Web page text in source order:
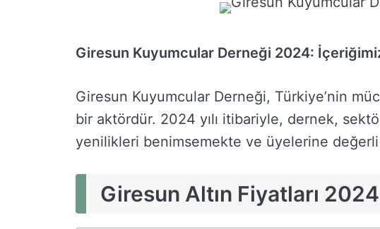
Giresun Kuyumcular Derneği 2024:
Giresun Kuyumcular Derneği, Türkiye’nin
bir aktördür. 2024 yılı itibariyle, dernek,
yenilikleri benimsemekte ve üyelerine değerli
Giresun Altın Fiyatları 2024